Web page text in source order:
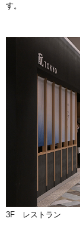
す。
3F レストラン